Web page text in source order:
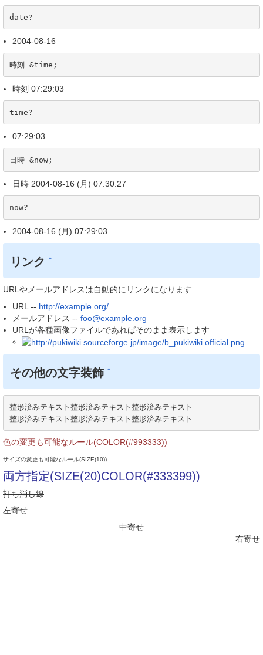
date?
2004-08-16
時刻 &time;
時刻 07:29:03
time?
07:29:03
日時 &now;
日時 2004-08-16 (月) 07:30:27
now?
2004-08-16 (月) 07:29:03
リンク †
URLやメールアドレスは自動的にリンクになります
URL -- http://example.org/
メールアドレス -- foo@example.org
URLが各種画像ファイルであればそのまま表示します
その他の文字装飾 †
整形済みテキスト整形済みテキスト整形済みテキスト
整形済みテキスト整形済みテキスト整形済みテキスト
色の変更も可能なルール(COLOR(#993333))
サイズの変更も可能なルール(SIZE(10))
両方指定(SIZE(20)COLOR(#333399))
打ち消し線
左寄せ
中寄せ
右寄せ